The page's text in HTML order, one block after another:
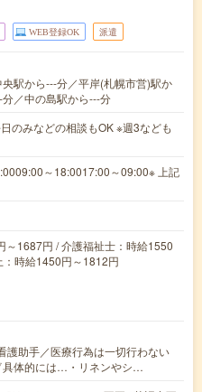
WEB登録OK 派遣
駅から---分／平岸(札幌市営)駅か
／中の島駅から---分
のみなどの相談もOK ※週3なども
～18:0017:00～09:00※ 上記
～1687円 / 介護福祉士：時給1550
時給1450円～1812円
護助手／医療行為は一切行わない
体的には…・リネンやシ…